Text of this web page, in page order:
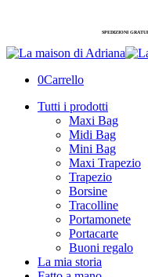
SPEDIZIONI
0Carrello
Tutti i prodotti
Maxi Bag
Midi Bag
Mini Bag
Maxi Trapezio
Trapezio
Borsine
Tracolline
Portamonete
Portacarte
Buoni regalo
La mia storia